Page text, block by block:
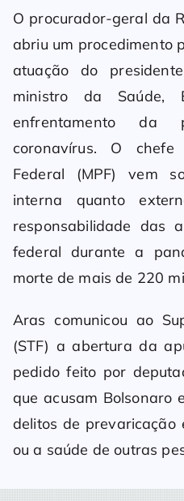
O procurador-geral da
abriu um procedimento
atuação do
ministro da Saúde,
enfrentamento da
coronavírus. O
Federal (MPF) vem
interna quanto
responsabilidade das
federal durante a
morte de mais de 220
Aras comunicou ao
(STF) a abertura da
pedido feito por
que acusam Bolsonaro
delitos de
ou a saúde de outras